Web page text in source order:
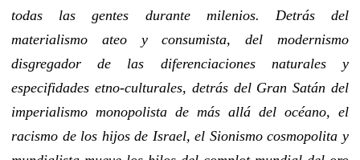
todas las gentes durante milenios. Detrás del
materialismo ateo y consumista, del modernismo
disgregador de las diferenciaciones naturales y
especifidades etno-culturales, detrás del Gran Satán del
imperialismo monopolista de más allá del océano, el
racismo de los hijos de Israel, el Sionismo cosmopolita y